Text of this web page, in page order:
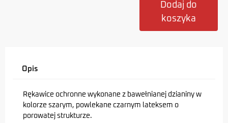
Dodaj do
koszyka
Opis
Rękawice ochronne wykonane z bawełnianej dzianiny w
kolorze szarym, powlekane czarnym lateksem o
porowatej strukturze.